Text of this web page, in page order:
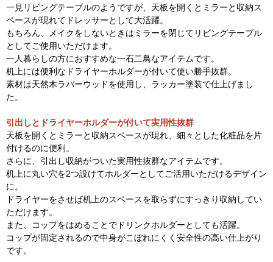
一見リビングテーブルのようですが、天板を開くとミラーと収納ス
ペースが現れてドレッサーとして大活躍。
もちろん、メイクをしないときはミラーを閉じてリビングテーブル
としてご使用いただけます。
一人暮らしの方におすすめな一石二鳥なアイテムです。
机上には便利なドライヤーホルダーが付いて使い勝手抜群。
素材は天然木ラバーウッドを使用し、ラッカー塗装で仕上げまし
た。
引出しとドライヤーホルダーが付いて実用性抜群
天板を開くとミラーと収納スペースが現れ、細々とした化粧品を片
付けるのに便利。
さらに、引出し収納がついた実用性抜群なアイテムです。
机上に丸い穴を2つ設けてホルダーとしてご活用いただけるデザイン
に。
ドライヤーをさせば机上のスペースを取らずにすっきり収納してい
ただけます。
また、コップをはめることでドリンクホルダーとしても活躍。
コップが固定されるので中身がこぼれにくく安全性の高い仕上がり
です。